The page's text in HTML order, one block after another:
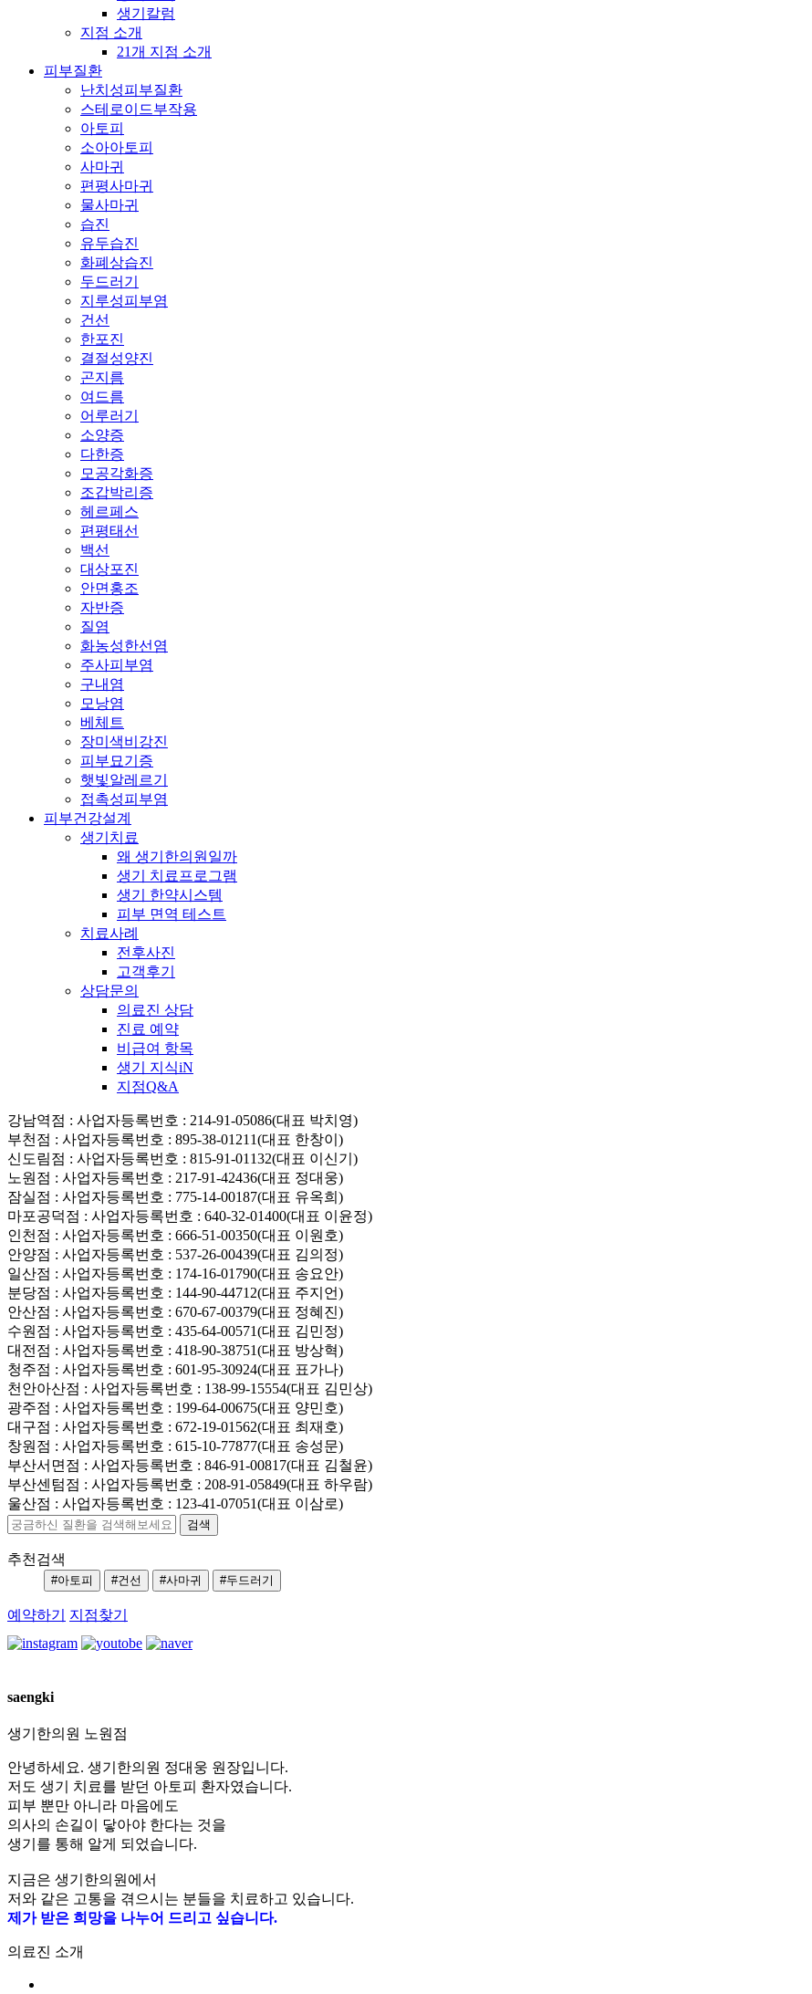
생기칼럼
지점 소개
21개 지점 소개
피부질환
난치성피부질환
스테로이드부작용
아토피
소아아토피
사마귀
편평사마귀
물사마귀
습진
유두습진
화폐상습진
두드러기
지루성피부염
건선
한포진
결절성양진
곤지름
여드름
어루러기
소양증
다한증
모공각화증
조갑박리증
헤르페스
편평태선
백선
대상포진
안면홍조
자반증
질염
화농성한선염
주사피부염
구내염
모낭염
베체트
장미색비강진
피부묘기증
햇빛알레르기
접촉성피부염
피부건강설계
생기치료
왜 생기한의원일까
생기 치료프로그램
생기 한약시스템
피부 면역 테스트
치료사례
전후사진
고객후기
상담문의
의료진 상담
진료 예약
비급여 항목
생기 지식iN
지점Q&A
강남역점 : 사업자등록번호 : 214-91-05086(대표 박치영)
부천점 : 사업자등록번호 : 895-38-01211(대표 한창이)
신도림점 : 사업자등록번호 : 815-91-01132(대표 이신기)
노원점 : 사업자등록번호 : 217-91-42436(대표 정대웅)
잠실점 : 사업자등록번호 : 775-14-00187(대표 유옥희)
마포공덕점 : 사업자등록번호 : 640-32-01400(대표 이윤정)
인천점 : 사업자등록번호 : 666-51-00350(대표 이원호)
안양점 : 사업자등록번호 : 537-26-00439(대표 김의정)
일산점 : 사업자등록번호 : 174-16-01790(대표 송요안)
분당점 : 사업자등록번호 : 144-90-44712(대표 주지언)
안산점 : 사업자등록번호 : 670-67-00379(대표 정혜진)
수원점 : 사업자등록번호 : 435-64-00571(대표 김민정)
대전점 : 사업자등록번호 : 418-90-38751(대표 방상혁)
청주점 : 사업자등록번호 : 601-95-30924(대표 표가나)
천안아산점 : 사업자등록번호 : 138-99-15554(대표 김민상)
광주점 : 사업자등록번호 : 199-64-00675(대표 양민호)
대구점 : 사업자등록번호 : 672-19-01562(대표 최재호)
창원점 : 사업자등록번호 : 615-10-77877(대표 송성문)
부산서면점 : 사업자등록번호 : 846-91-00817(대표 김철윤)
부산센텀점 : 사업자등록번호 : 208-91-05849(대표 하우람)
울산점 : 사업자등록번호 : 123-41-07051(대표 이삼로)
추천검색
#아토피 #건선 #사마귀 #두드러기
예약하기 지점찾기
[지
성
부
염]
울
산
점
대
남
성
루
saengki
생기한의원 노원점
안녕하세요. 생기한의원 정대웅 원장입니다.
저도 생기 치료를 받던 아토피 환자였습니다.
피부 뿐만 아니라 마음에도
의사의 손길이 닿아야 한다는 것을
생기를 통해 알게 되었습니다.
지금은 생기한의원에서
저와 같은 고통을 겪으시는 분들을 치료하고 있습니다.
제가 받은 희망을 나누어 드리고 싶습니다.
의료진 소개